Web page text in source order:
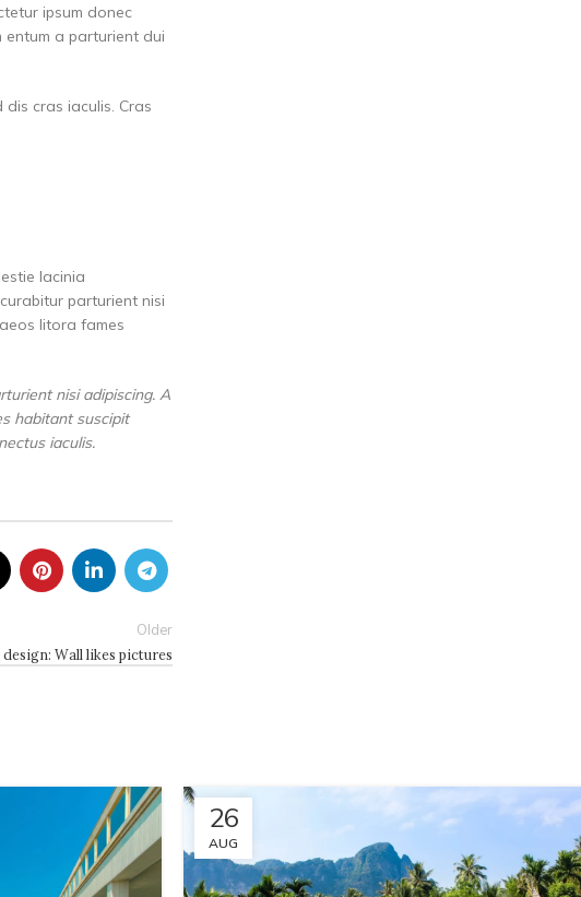
ipsum donec
entum a parturient dui
cras iaculis. Cras
lacinia
parturient nisi
litora fames
nisi adipiscing. A
habitant suscipit
iaculis.
Older
Wall likes pictures
26
AUG